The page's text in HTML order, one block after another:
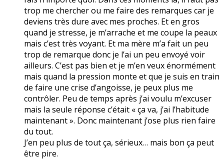
trop me chercher ou me faire des remarques car je
deviens très dure avec mes proches. Et en gros
quand je stresse, je m’arrache et me coupe la peaux
mais c’est très voyant. Et ma mère m’a fait un peu
trop de remarque donc je l’ai un peu envoyé voir
ailleurs. C’est pas bien et je m’en veux énormément
mais quand la pression monte et que je suis en train
de faire une crise d’angoisse, je peux plus me
contrôler. Peu de temps après j’ai voulu m’excuser
mais la seule réponse c’était « ça va, j’ai l’habitude
maintenant ». Donc maintenant j’ose plus rien faire
du tout.
J’en peu plus de tout ça, sérieux… mais bon ça peut
être pire.